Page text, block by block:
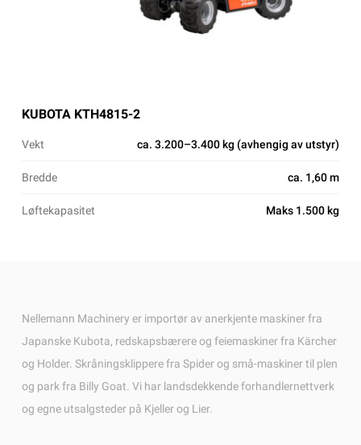
KUBOTA KTH4815-2
Vekt ca. 3.200–3.400 kg (avhengig av utstyr)
Bredde ca. 1,60 m
Løftekapasitet Maks 1.500 kg
Nellemann Machinery er importør av anerkjente maskiner fra
Japanske Kubota, redskapsbærere og feiemaskiner fra Kärcher
og Holder. Skråningsklippere fra Spider og små-maskiner til plen
og park fra Billy Goat. Vi har landsdekkende forhandlernettverk
og egne utsalgsteder på Kjeller og Lier.